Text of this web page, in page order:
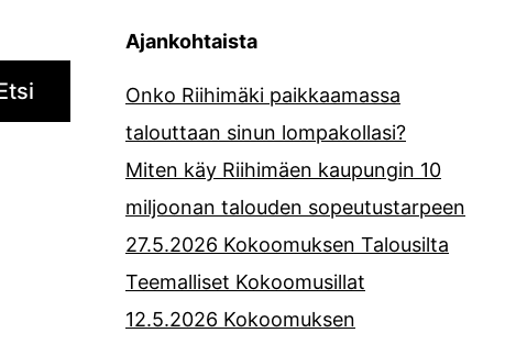
Ajankohtaista
Onko Riihimäki paikkaamassa
talouttaan sinun lompakollasi?
Miten käy Riihimäen kaupungin 10
miljoonan talouden sopeutustarpeen
27.5.2026 Kokoomuksen Talousilta
Teemalliset Kokoomusillat
12.5.2026 Kokoomuksen